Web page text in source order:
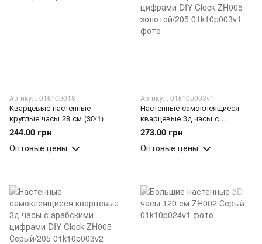
Артикул: 01k10p018
Кварцевые настенные
круглые часы 28 см (30/1)
244.00 грн
Оптовые цены
Артикул: 01k10p003v1
Настенные самоклеящиеся
кварцевые 3д часы с
арабскими цифрами DIY Clock
ZH005 золотой/205
273.00 грн
Оптовые цены